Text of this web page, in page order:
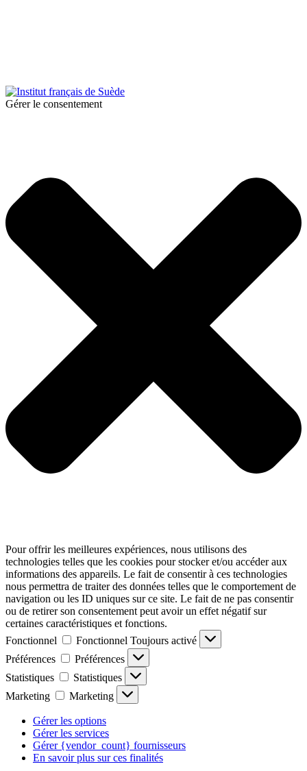
Gérer le consentement
Pour offrir les meilleures expériences, nous utilisons des
technologies telles que les cookies pour stocker et/ou accéder aux
informations des appareils. Le fait de consentir à ces technologies
nous permettra de traiter des données telles que le comportement de
navigation ou les ID uniques sur ce site. Le fait de ne pas consentir
ou de retirer son consentement peut avoir un effet négatif sur
certaines caractéristiques et fonctions.
Fonctionnel
Fonctionnel Toujours activé
Préférences
Préférences
Statistiques
Statistiques
Marketing
Marketing
Gérer les options
Gérer les services
Gérer {vendor_count} fournisseurs
En savoir plus sur ces finalités